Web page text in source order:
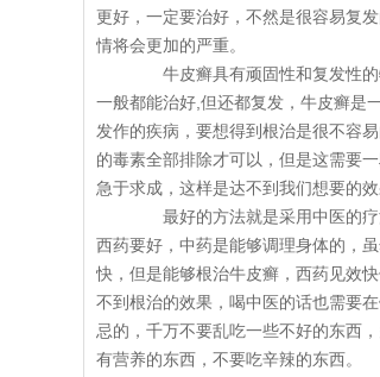
更好，一定要治好，不然是很容易复
情将会更加的严重。
牛皮癣具有顽固性和复发性的
一般都能治好,但还都复发，牛皮癣是
发作的疾病，要想得到根治是很不容
的毒素全部排除才可以，但是这需要
急于求成，这样是达不到我们想要的效
最好的方法就是采用中医的疗
西药要好，中药是能够调理身体的，
快，但是能够根治牛皮癣，西药见效
不到根治的效果，喝中医的话也需要
忌的，千万不要乱吃一些不好的东西
有营养的东西，不要吃辛辣的东西。